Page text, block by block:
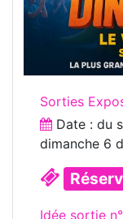
Sorties
Date : du
dimanche 6
Idée sortie